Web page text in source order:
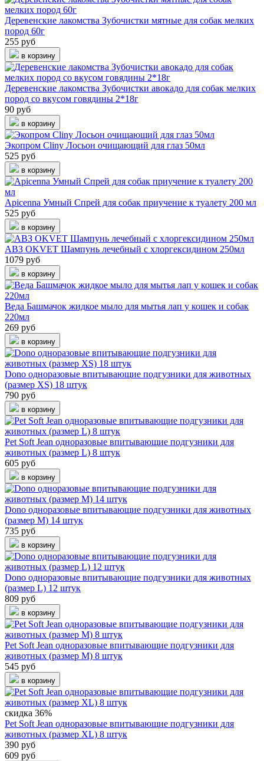
Деревенские лакомства Зубочистки мятные для собак мелких
пород 60г
255 руб
в корзину
Деревенские лакомства Зубочистки авокадо для собак мелких
пород со вкусом говядины 2*18г
90 руб
в корзину
Экопром Cliny Лосьон очищающий для глаз 50мл
525 руб
в корзину
Apicenna Умный Спрей для собак приучение к туалету 200 мл
525 руб
в корзину
АВЗ OKVET Шампунь лечебный с хлоргексидином 250мл
1079 руб
в корзину
Веда Башмачок жидкое мыло для мытья лап у кошек и собак
220мл
269 руб
в корзину
Dono одноразовые впитывающие подгузники для животных
(размер XS) 18 штук
790 руб
в корзину
Pet Soft Jean одноразовые впитывающие подгузники для
животных (размер L) 8 штук
605 руб
в корзину
Dono одноразовые впитывающие подгузники для животных
(размер M) 14 штук
735 руб
в корзину
Dono одноразовые впитывающие подгузники для животных
(размер L) 12 штук
809 руб
в корзину
Pet Soft Jean одноразовые впитывающие подгузники для
животных (размер M) 8 штук
545 руб
в корзину
скидка 36%
Pet Soft Jean одноразовые впитывающие подгузники для
животных (размер XL) 8 штук
390 руб
609 руб